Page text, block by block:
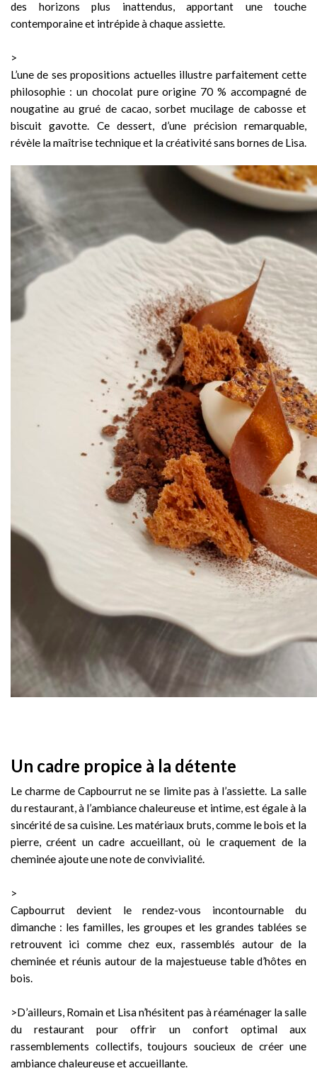
des horizons plus inattendus, apportant une touche
contemporaine et intrépide à chaque assiette.
>
L’une de ses propositions actuelles illustre parfaitement cette
philosophie : un chocolat pure origine 70 % accompagné de
nougatine au grué de cacao, sorbet mucilage de cabosse et
biscuit gavotte. Ce dessert, d’une précision remarquable,
révèle la maîtrise technique et la créativité sans bornes de Lisa.
Un cadre propice à la détente
Le charme de Capbourrut ne se limite pas à l’assiette. La salle
du restaurant, à l’ambiance chaleureuse et intime, est égale à la
sincérité de sa cuisine. Les matériaux bruts, comme le bois et la
pierre, créent un cadre accueillant, où le craquement de la
cheminée ajoute une note de convivialité.
>
Capbourrut devient le rendez-vous incontournable du
dimanche : les familles, les groupes et les grandes tablées se
retrouvent ici comme chez eux, rassemblés autour de la
cheminée et réunis autour de la majestueuse table d’hôtes en
bois.
>D’ailleurs, Romain et Lisa n’hésitent pas à réaménager la salle
du restaurant pour offrir un confort optimal aux
rassemblements collectifs, toujours soucieux de créer une
ambiance chaleureuse et accueillante.